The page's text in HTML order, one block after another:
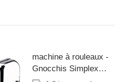
machine à rouleaux -
Gnocchis Simplex
maison